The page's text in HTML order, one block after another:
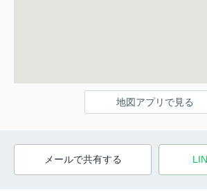
地図アプリで見る
メールで共有する